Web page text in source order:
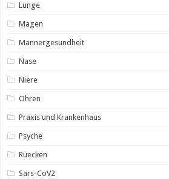
Lunge
Magen
Männergesundheit
Nase
Niere
Ohren
Praxis und Krankenhaus
Psyche
Ruecken
Sars-CoV2